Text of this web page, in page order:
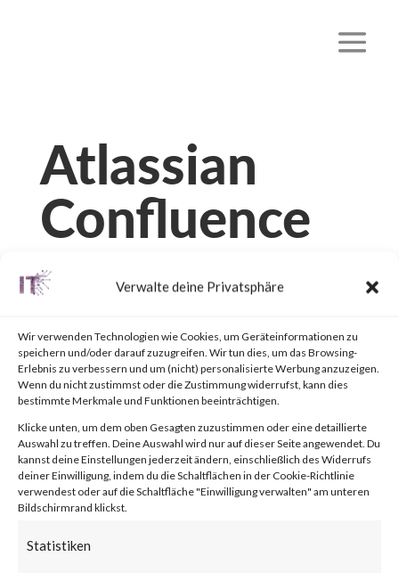
Verwalte deine Privatsphäre
Wir verwenden Technologien wie Cookies, um Geräteinformationen zu
speichern und/oder darauf zuzugreifen. Wir tun dies, um das Browsing-
Erlebnis zu verbessern und um (nicht) personalisierte Werbung anzuzeigen.
Wenn du nicht zustimmst oder die Zustimmung widerrufst, kann dies
bestimmte Merkmale und Funktionen beeinträchtigen.
Klicke unten, um dem oben Gesagten zuzustimmen oder eine detaillierte
Auswahl zu treffen. Deine Auswahl wird nur auf dieser Seite angewendet. Du
kannst deine Einstellungen jederzeit ändern, einschließlich des Widerrufs
deiner Einwilligung, indem du die Schaltflächen in der Cookie-Richtlinie
verwendest oder auf die Schaltfläche "Einwilligung verwalten" am unteren
Bildschirmrand klickst.
Statistiken
Atlassian
Confluence
Remote
Code
Execution
(CVE-2023-
22527)